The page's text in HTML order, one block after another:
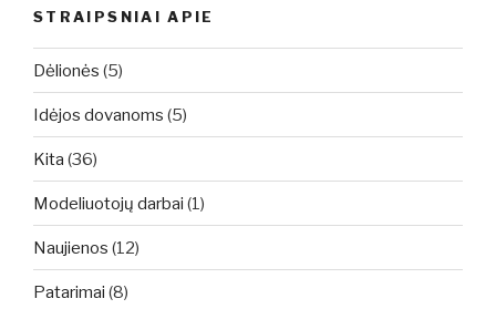
STRAIPSNIAI APIE
Dėlionės (5)
Idėjos dovanoms (5)
Kita (36)
Modeliuotojų darbai (1)
Naujienos (12)
Patarimai (8)